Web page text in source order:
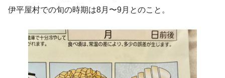
伊平屋村での旬の時期は8月〜9月とのこと。